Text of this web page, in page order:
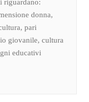
riguardano:
donna,
pari
giovanile, cultura
educativi